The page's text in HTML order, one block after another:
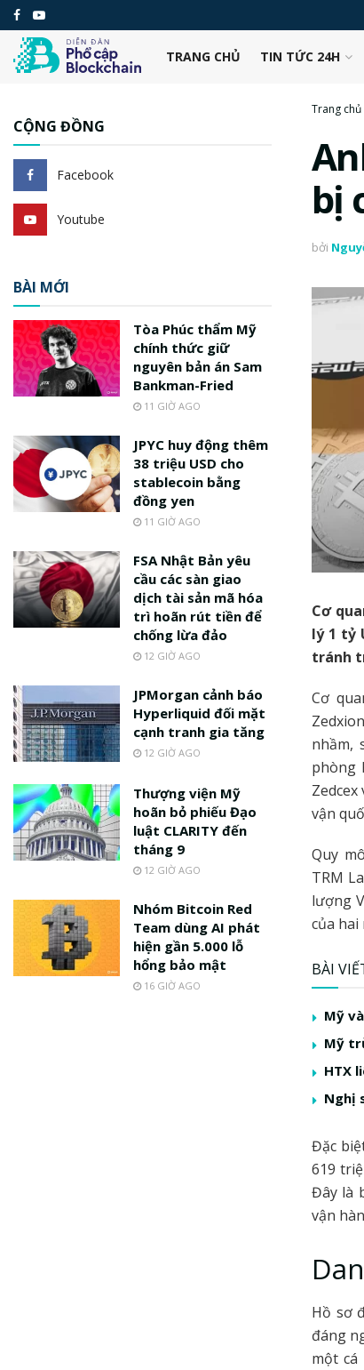
TRANG CHỦ TIN TỨC 24H
Trang chủ
bị
bởi
Cơ
lý 1 tỷ
tránh
Cơ
nhầm,
phòng
Zedcex
vận
Quy
TRM
lượng
của hai
BÀI
Mỹ
Mỹ
HTX
Nghị
Đặc
619
Đây là
vận
Hồ sơ
đáng
một cá
CỘNG ĐỒNG
Facebook
Youtube
BÀI MỚI
Tòa Phúc thẩm Mỹ
chính thức giữ
nguyên bản án Sam
Bankman-Fried
11 GIỜ AGO
JPYC huy động thêm
38 triệu USD cho
stablecoin bằng
đồng yen
11 GIỜ AGO
FSA Nhật Bản yêu
cầu các sàn giao
dịch tài sản mã hóa
trì hoãn rút tiền để
chống lừa đảo
12 GIỜ AGO
JPMorgan cảnh báo
Hyperliquid đối mặt
cạnh tranh gia tăng
12 GIỜ AGO
Thượng viện Mỹ
hoãn bỏ phiếu Đạo
luật CLARITY đến
tháng 9
12 GIỜ AGO
Nhóm Bitcoin Red
Team dùng AI phát
hiện gần 5.000 lỗ
hổng bảo mật
16 GIỜ AGO